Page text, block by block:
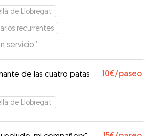
de Llobregat
recurrentes
servicio”
de las cuatro patas
10€/paseo
de Llobregat